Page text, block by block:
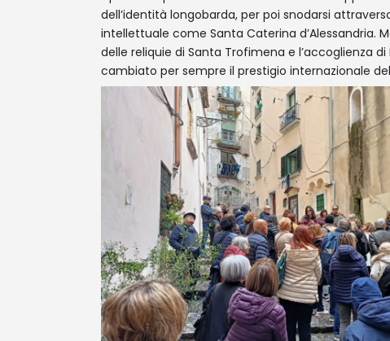
dell’identità longobarda, per poi snodarsi
intellettuale come Santa Caterina d’Alessandria.
delle reliquie di Santa Trofimena e l’accoglienza
cambiato per sempre il prestigio internazionale